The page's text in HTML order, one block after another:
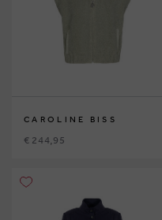
CAROLINE BISS
€ 244,95